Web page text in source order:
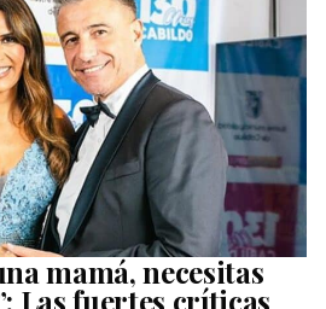
mamá, necesitas
Las fuertes críticas